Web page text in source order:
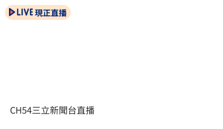
現正直播
CH54三立新聞台直播